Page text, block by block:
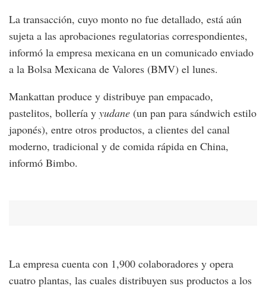
La transacción, cuyo monto no fue detallado, está aún
sujeta a las aprobaciones regulatorias correspondientes,
informó la empresa mexicana en un comunicado enviado
a la Bolsa Mexicana de Valores (BMV) el lunes.
Mankattan produce y distribuye pan empacado,
pastelitos, bollería y yudane (un pan para sándwich estilo
japonés), entre otros productos, a clientes del canal
moderno, tradicional y de comida rápida en China,
informó Bimbo.
La empresa cuenta con 1,900 colaboradores y opera
cuatro plantas, las cuales distribuyen sus productos a los